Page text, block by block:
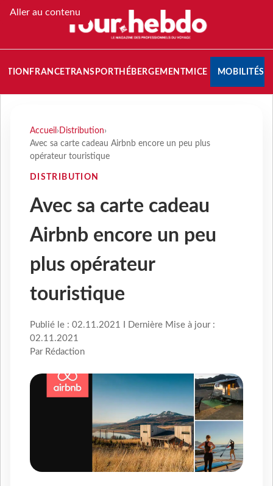
Aller au contenu
FRANCETRANSPORT HÉBERGEMENTMICE MOBILITÉS
Accueil › Distribution›
Avec sa carte cadeau Airbnb encore un peu plus
opérateur touristique
DISTRIBUTION
Avec sa carte cadeau
Airbnb encore un peu
plus opérateur
touristique
Publié le : 02.11.2021 I Dernière Mise à jour :
02.11.2021
Par Rédaction